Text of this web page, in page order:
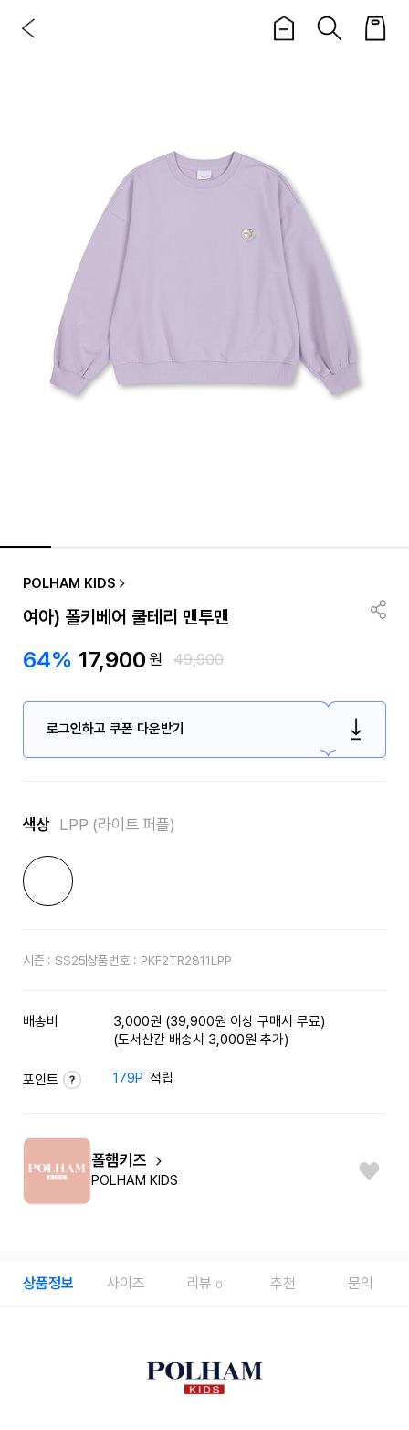
POLHAM KIDS
여아) 폴키베어 쿨테리 맨투맨
64% 17,900원 49,900
로그인하고 쿠폰 다운받기
색상 LPP (라이트 퍼플)
시즌 : SS25상품번호 : PKF2TR2811LPP
배송비
3,000원 (39,900원 이상 구매시 무료)
(도서산간 배송시 3,000원 추가)
포인트 179P 적립
폴햄키즈
POLHAM KIDS
상품정보 사이즈 리뷰 0 추천 문의